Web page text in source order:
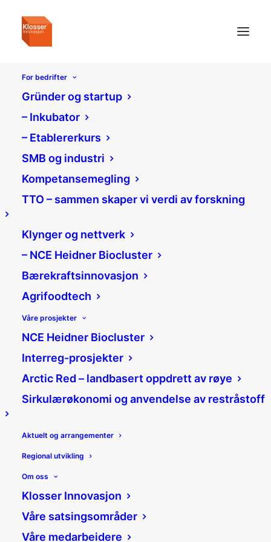
For bedrifter
Gründer og startup
– Inkubator
– Etablererkurs
SMB og industri
Kompetansemegling
TTO – sammen skaper vi verdi av forskning
Klynger og nettverk
– NCE Heidner Biocluster
Bærekraftsinnovasjon
Agrifoodtech
Våre prosjekter
NCE Heidner Biocluster
Interreg-prosjekter
Arctic Red – landbasert oppdrett av røye
Sirkulærøkonomi og anvendelse av restråstoff
Aktuelt og arrangementer
Regional utvikling
Om oss
Klosser Innovasjon
Våre satsingsområder
Våre medarbeidere
Helga Helland
Stilling:Klyngeleder 7STERKE
E-post:helga@klosser.no
Helga er klyngeleder for 7STERKE, og har i
forkant av dette vært prosjektleder i
Klosser for et kompetanseprosjekt for
industrien. Helga har en bachelorgrad i